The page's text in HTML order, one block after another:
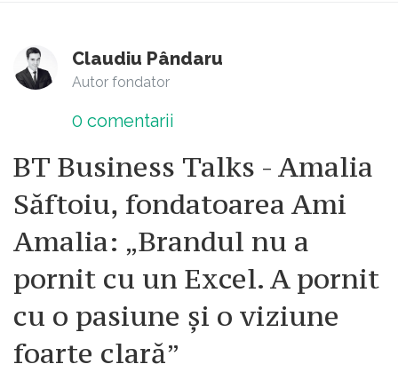
Claudiu Pândaru
Autor fondator
0 comentarii
BT Business Talks - Amalia
Săftoiu, fondatoarea Ami
Amalia: „Brandul nu a
pornit cu un Excel. A pornit
cu o pasiune și o viziune
foarte clară”